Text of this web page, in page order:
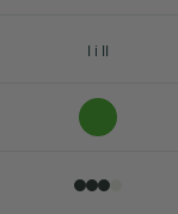
I i II